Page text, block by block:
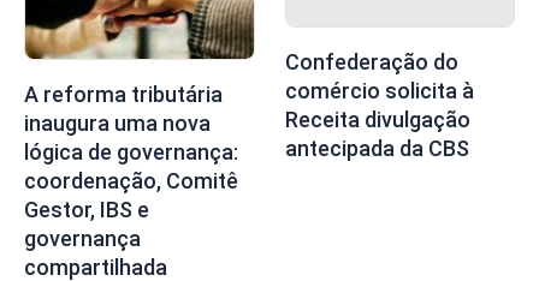
A reforma tributária
inaugura uma nova
lógica de governança:
coordenação, Comitê
Gestor, IBS e
governança
compartilhada
Confederação do
comércio solicita à
Receita divulgação
antecipada da CBS